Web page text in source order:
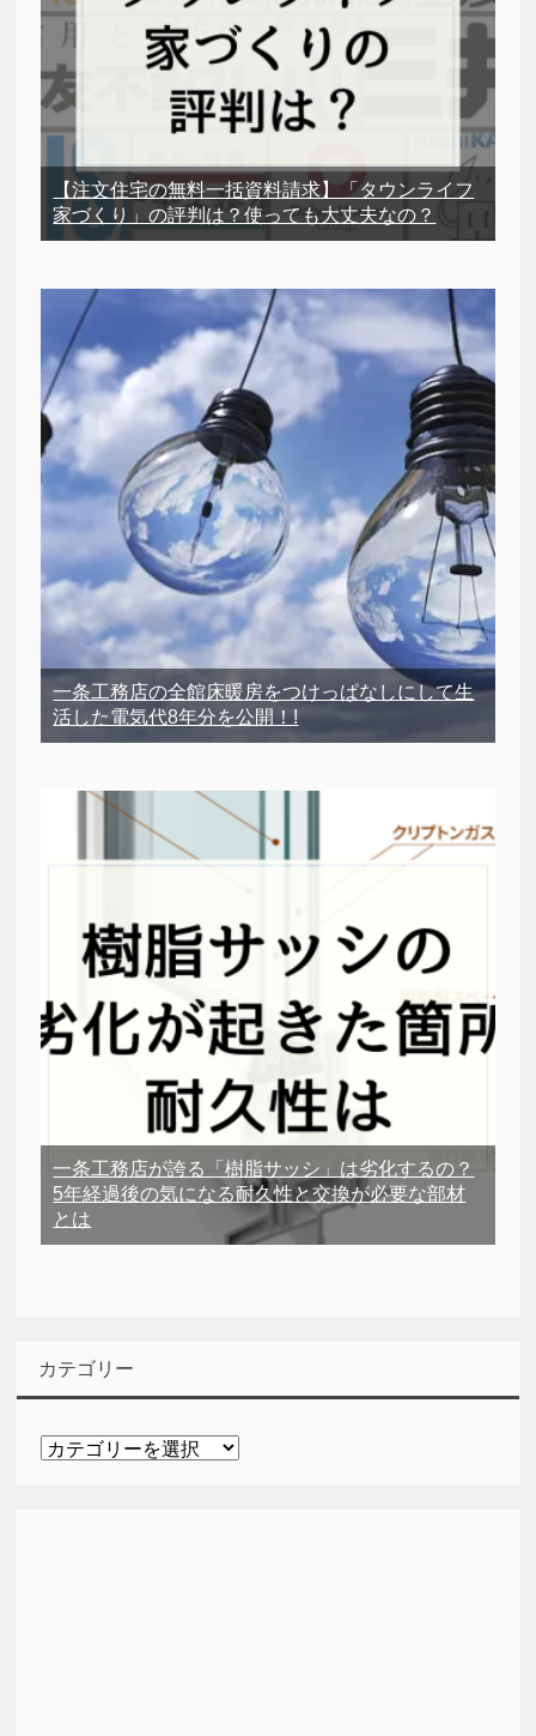
【注文住宅の無料一括資料請求】「タウンライフ
家づくり」の評判は？使っても大丈夫なの？
一条工務店の全館床暖房をつけっぱなしにして生
活した電気代8年分を公開！!
一条工務店が誇る「樹脂サッシ」は劣化するの？
5年経過後の気になる耐久性と交換が必要な部材
とは
カテゴリー
カ